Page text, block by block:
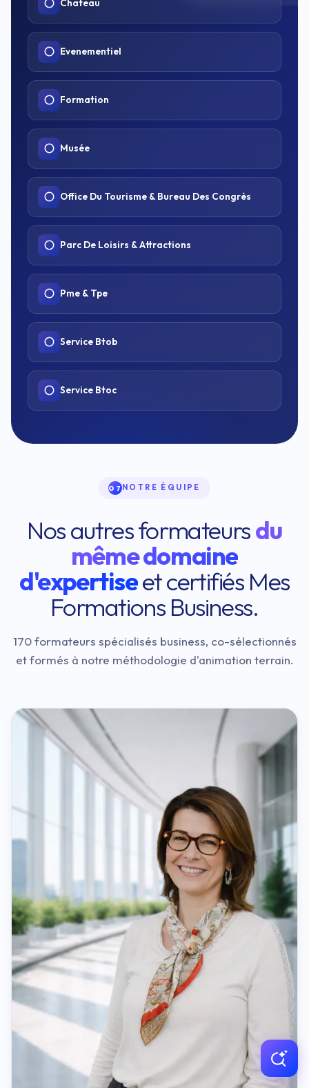
Chateau
Evenementiel
Formation
Musée
Office Du Tourisme & Bureau Des Congrès
Parc De Loisirs & Attractions
Pme & Tpe
Service Btob
Service Btoc
07NOTRE ÉQUIPE
Nos autres formateursdu
même domaine
d'expertiseet certifiés Mes
Formations Business.
170 formateurs spécialisés business, co-sélectionnés
et formés à notre méthodologie d'animation terrain.